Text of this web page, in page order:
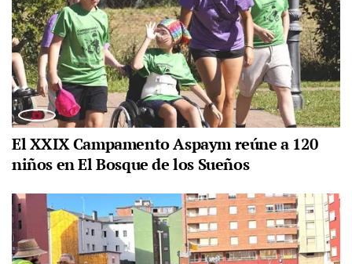
El XXIX Campamento Aspaym reúne a 120
niños en El Bosque de los Sueños